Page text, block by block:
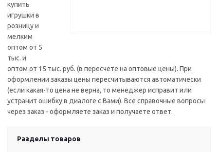
купить
игрушки в
розницу и
мелким
оптом от 5
тыс. и
оптом от 15 тыс. руб. (в пересчете на оптовые цены). При
оформлении заказы цены пересчитываются автоматически
(если какая-то цена не верна, то менеджер исправит или
устранит ошибку в диалоге с Вами). Все справочные вопросы
через заказ - оформляете заказ и получаете ответ.
Разделы товаров